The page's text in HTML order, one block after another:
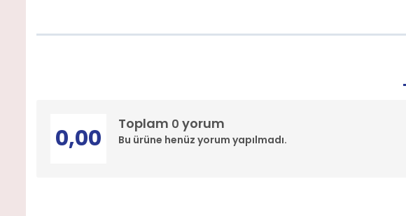
Toplam 0 yorum
Bu ürüne henüz yorum yapılmadı.
0,00